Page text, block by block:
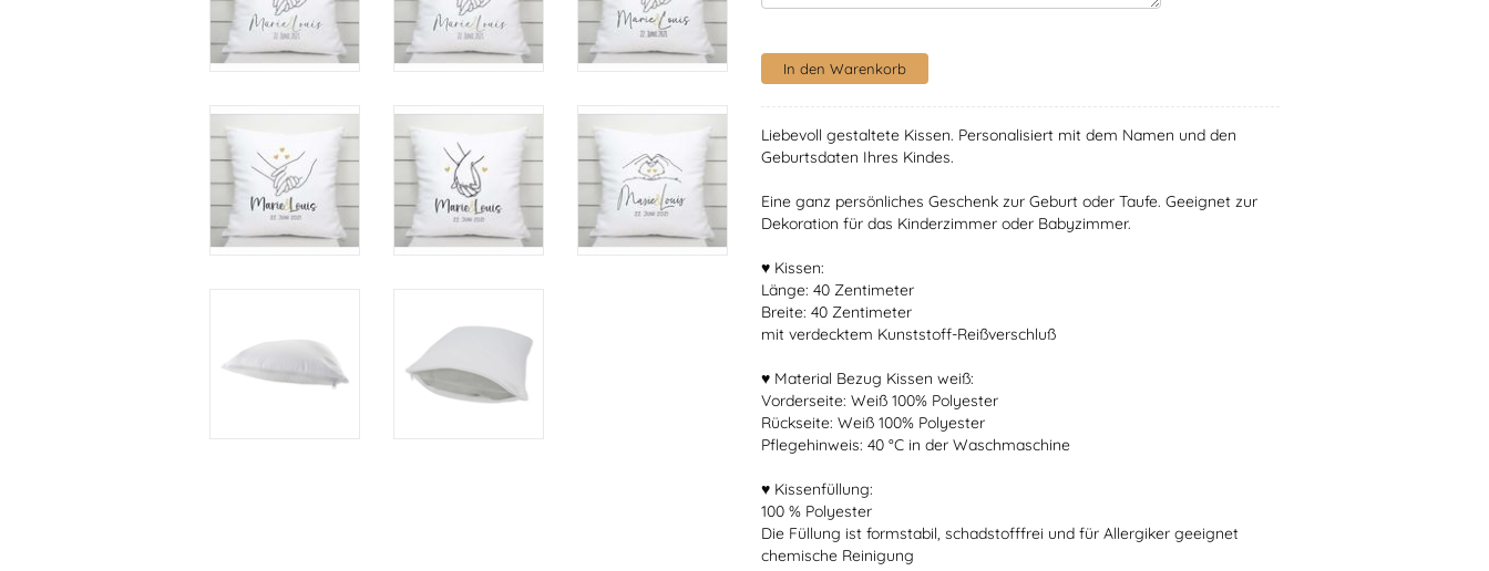
Liebevoll gestaltete Kissen. Personalisiert mit dem Namen und den
Geburtsdaten Ihres Kindes.
Eine ganz persönliches Geschenk zur Geburt oder Taufe. Geeignet zur
Dekoration für das Kinderzimmer oder Babyzimmer.
♥ Kissen:
Länge: 40 Zentimeter
Breite: 40 Zentimeter
mit verdecktem Kunststoff-Reißverschluß
♥ Material Bezug Kissen weiß:
Vorderseite: Weiß 100% Polyester
Rückseite: Weiß 100% Polyester
Pflegehinweis: 40 °C in der Waschmaschine
♥ Kissenfüllung:
100 % Polyester
Die Füllung ist formstabil, schadstofffrei und für Allergiker geeignet
chemische Reinigung